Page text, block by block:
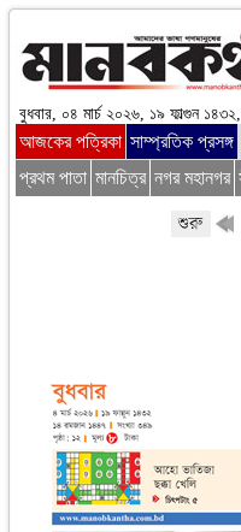
বুধবার, ০৪ মার্চ ২০২৬, ১৯ ফাল্গুন
আজকের পত্রিকা
প্রথম পাতা মানচিত্র নগর মহানগর
সাম্প্রতিক প্রসঙ্গ